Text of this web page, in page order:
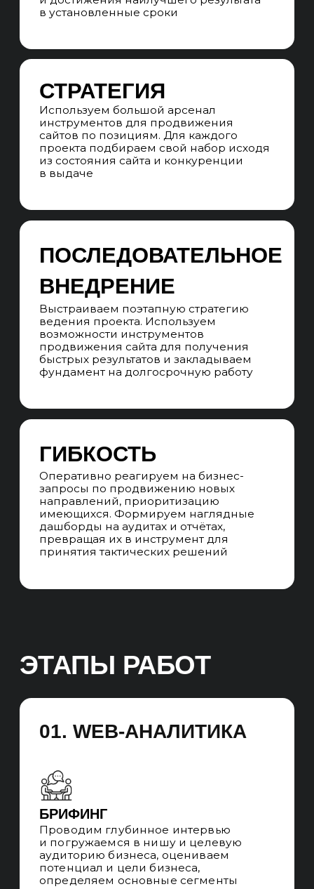
Анализируем сайты конкурентов-
лидеров в поисковом пространстве
по всей РФ, собирая лучшие решения
Собираем все кластеры коммерческих
и информационных запросов
с потенциалом на конверсии
в качественных лидов,
не ограничиваясь частотой
и количеством запросов
СТРУКТУРА САЙТА
и проектируем для каждого отдельную
посадочную страницу
SEO-СТРАТЕГИЯ
продвижения исходя из SEO-аудита,
поисковой выдачи, конкурентов
и семантического ядра
ПРОГНОЗИРОВАНИЕ
ПРОДВИЖЕНИЯ
Прогнозируем результаты
продвижения по 3, 6, 9, 12 месяцев
call-трекинг и email-трекинг,
связываем всё в систему, понимаем
UNIT-ЭКОНОМИКА
Прогнозируем сроки выхода
продвижения на окупаемость
и прибыль в 1 год продвижения
Пишем технические задания
подсчёта KPI, детально планируем
продвижение, определяем ключевые
задачи на внедрение